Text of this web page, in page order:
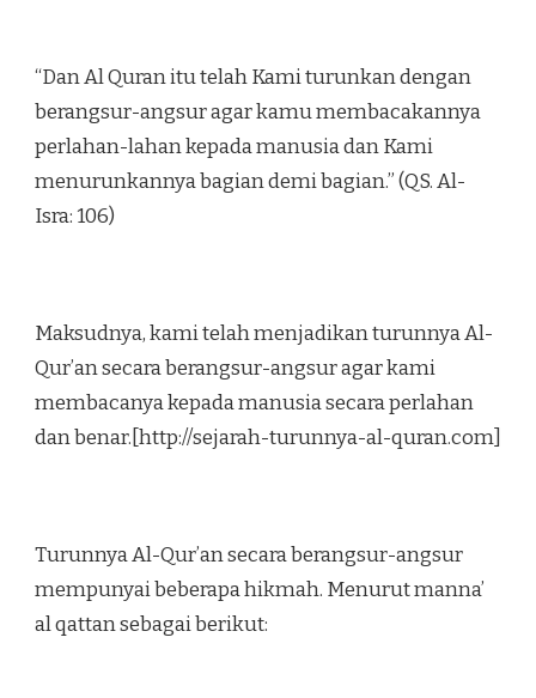
“Dan Al Quran itu telah Kami turunkan dengan
berangsur-angsur agar kamu membacakannya
perlahan-lahan kepada manusia dan Kami
menurunkannya bagian demi bagian.” (QS. Al-
Isra: 106)
Maksudnya, kami telah menjadikan turunnya Al-
Qur’an secara berangsur-angsur agar kami
membacanya kepada manusia secara perlahan
dan benar.[http://sejarah-turunnya-al-quran.com]
Turunnya Al-Qur’an secara berangsur-angsur
mempunyai beberapa hikmah. Menurut manna’
al qattan sebagai berikut: